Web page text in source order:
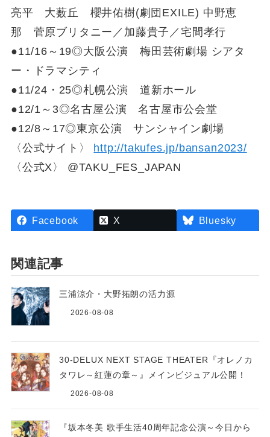
亮平 大薮丘 櫻井佑樹(劇団EXILE) 中野恵
那 菅原ブリタニー／加藤貴子／宅間孝行
●11/16～19◎大阪公演 梅田芸術劇場 シアタ
ー・ドラマシティ
●11/24・25◎札幌公演 道新ホール
●12/1～3◎名古屋公演 名古屋市公会堂
●12/8～17◎東京公演 サンシャイン劇場
〈公式サイト〉 http://takufes.jp/bansan2023/
〈公式X〉 @TAKU_FES_JAPAN
Facebook X Bluesky
関連記事
三浦涼介・大野拓朗の活力源
2026-08-08
30-DELUX NEXT STAGE THEATER『オレノカ
タワレ～紅蓮の章～』メインビジュアル公開！
2026-08-08
『坂本冬美 歌手生活40周年記念公演～今日から